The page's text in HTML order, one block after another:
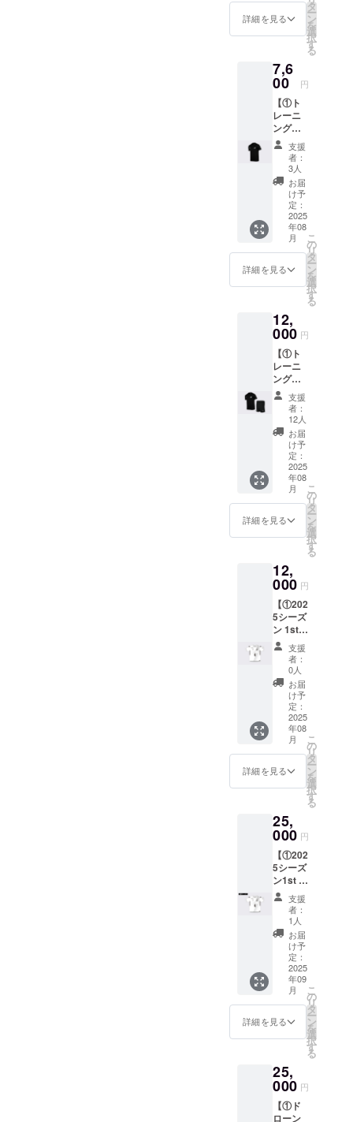
意事
項：掲
は、備
考欄に
をご記
入くだ
さい。
希望さ
れない
場合は
「掲載
なし」
とご記
入くだ
さい。
室温
15℃以
くださ
い。 ・
賞味期
限：お
届け商
品のラ
ベルに
表記 ・
製造者
情報：
(株)山形
ライス
ファー
ム21 ※
商品開
封前に
は必ず
に貼付
された
や注意
書きを
ご確認
くださ
い。
②HPへ
の氏名
掲載権
全ての
リター
ン品に
付属し
公式HP
にご希
記載い
たしま
す。 ・
掲載場
所：
TRANK
SHONA
Nの公式
HP ・掲
載期
間：
2025年
5月1
日〜1年
間掲載
方法：
文字の
項：掲
載を希
望され
る方
は、備
考欄に
お名前
をご記
入くだ
さい。
希望さ
れない
場合は
「掲載
入くだ
さい。
Nのロゴ
をプリ
ントし
ラック
のオリ
ジナルT
シャ
ツ。6.2
オンス
の厚手
でしっ
かりと
した生
地が特
徴で
す。 ・
サイズ
展開：
XS〜
2XL（
確認く
ださ
い） ・
カラー
展開：
ブラッ
ク ②HP
への氏
名掲載
権 全て
のリ
ターン
品に付
属しま
す。公
式HPに
ご希望
しま
す。 ・
所：
TRANK
SHONA
Nの公式
HP ・掲
載期
間：
2025年
5月1
日〜1年
間掲載
・掲載
文字の
み ・注
載を希
望され
る方
は、備
考欄に
お名前
をご記
入くだ
さい。
希望さ
れない
場合は
「掲載
なし」
とご記
さい。
詳細を見る
タ
ー
ン
を
選
択
す
る
7,6
00 円
【①ト
レーニ
ング
ウェア
+ ②HP
への氏
名掲載
権】 ①
トレー
ニング
ウェア
あらゆ
るス
ポーツ
シーン
で活躍
ラウド
ファン
ディン
グ限定
ウェ
ア。 ・
サイズ
展開：
130〜
2XL（
サイズ
チャー
トをご
確認く
ださ
い） ・
カラー
への氏
名掲載
権 全て
のリ
ターン
品に付
属しま
す。公
式HPに
ご希望
のお名
前を記
載いた
しま
す。 ・
掲載場
所：
SHONA
Nの公式
HP ・掲
載期
2025年
5月1
日〜1年
間掲載
・掲載
方法：
文字の
み ・注
意事
項：掲
載を希
望され
は、備
考欄に
入くだ
さい。
希望さ
れない
支援
者：
3人
お届
け予
定：
2025
年08
月
詳細を見る
こ
の
リ
タ
ー
ン
を
選
択
す
る
12,
000 円
【①ト
レーニ
ング
ウェア
上下
セット
+ ②HP
への氏
名掲載
権】 ①
トレー
ニング
ウェア
上下
セット
クラウ
ンディ
ング限
定のト
レーニ
ング
ウェア
を上下
セット
でお届
けしま
す。 ・
サイズ
展開：
130〜
2XL（
サイズ
チャー
い） ・
カラー
展開：
ブラッ
ク ②HP
への氏
名掲載
権 全て
のリ
ターン
品に付
属しま
す。公
式HPに
ご希望
のお名
前を記
掲載場
所：
SHONA
支援
者：
12人
お届
け予
定：
2025
年08
月
詳細を見る
こ
の
リ
タ
ー
ン
を
選
択
す
る
12,
000 円
【①202
5シーズ
ン 1stユ
ニ
フォー
ム +
②HPへ
の氏名
掲載
権】
①2025
シーズ
ン 1stユ
ニ
フォー
ム
SHONA
Nの記念
すべき
初代1st
ユニ
フォー
ム。
チーム
の歴史
をとも
に刻む
特別な
一着で
す。 ・
サイズ
展開：
130〜
トをご
確認く
ださ
い） ・
支援
者：
0人
お届
け予
定：
2025
年08
月
詳細を見る
こ
の
リ
タ
ー
ン
を
選
択
す
る
25,
000 円
【①202
5シーズ
ン1st サ
イン入
りユニ
フォー
ム +
②HPへ
の氏名
掲載
権】
①2025
シーズ
ン1st サ
イン入
りユニ
ム
TRANK
SHONA
Nの記念
支援
者：
1人
お届
け予
定：
2025
年09
月
詳細を見る
こ
の
リ
タ
ー
ン
を
選
択
す
る
25,
000 円
【①ド
ローン